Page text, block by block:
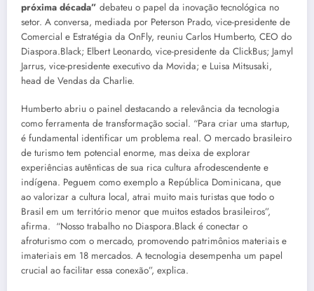
próxima década” debateu o papel da inovação tecnológica no
setor. A conversa, mediada por Peterson Prado, vice-presidente de
Comercial e Estratégia da OnFly, reuniu Carlos Humberto, CEO do
Diaspora.Black; Elbert Leonardo, vice-presidente da ClickBus; Jamyl
Jarrus, vice-presidente executivo da Movida; e Luisa Mitsusaki,
head de Vendas da Charlie.
Humberto abriu o painel destacando a relevância da tecnologia
como ferramenta de transformação social. “Para criar uma startup,
é fundamental identificar um problema real. O mercado brasileiro
de turismo tem potencial enorme, mas deixa de explorar
experiências autênticas de sua rica cultura afrodescendente e
indígena. Peguem como exemplo a República Dominicana, que
ao valorizar a cultura local, atrai muito mais turistas que todo o
Brasil em um território menor que muitos estados brasileiros”,
afirma. “Nosso trabalho no Diaspora.Black é conectar o
afroturismo com o mercado, promovendo patrimônios materiais e
imateriais em 18 mercados. A tecnologia desempenha um papel
crucial ao facilitar essa conexão”, explica.